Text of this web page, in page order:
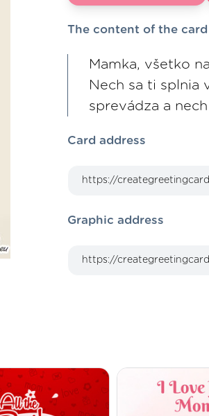
The content of the card
Mamka, všetko
Nech sa ti splnia
sprevádza a
Card address
Graphic address